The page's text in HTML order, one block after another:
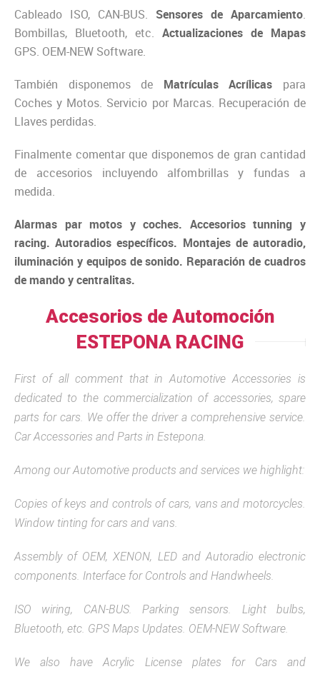
Cableado ISO, CAN-BUS. Sensores de Aparcamiento.
Bombillas, Bluetooth, etc. Actualizaciones de Mapas
GPS. OEM-NEW Software.
También disponemos de Matrículas Acrílicas para
Coches y Motos. Servicio por Marcas. Recuperación de
Llaves perdidas.
Finalmente comentar que disponemos de gran cantidad
de accesorios incluyendo alfombrillas y fundas a
medida.
Alarmas par motos y coches. Accesorios tunning y
racing. Autoradios específicos. Montajes de autoradio,
iluminación y equipos de sonido. Reparación de cuadros
de mando y centralitas.
Accesorios de Automoción
ESTEPONA RACING
First of all comment that in Automotive Accessories is
dedicated to the commercialization of accessories, spare
parts for cars. We offer the driver a comprehensive service.
Car Accessories and Parts in Estepona.
Among our Automotive products and services we highlight:
Copies of keys and controls of cars, vans and motorcycles.
Window tinting for cars and vans.
Assembly of OEM, XENON, LED and Autoradio electronic
components. Interface for Controls and Handwheels.
ISO wiring, CAN-BUS. Parking sensors. Light bulbs,
Bluetooth, etc. GPS Maps Updates. OEM-NEW Software.
We also have Acrylic License plates for Cars and